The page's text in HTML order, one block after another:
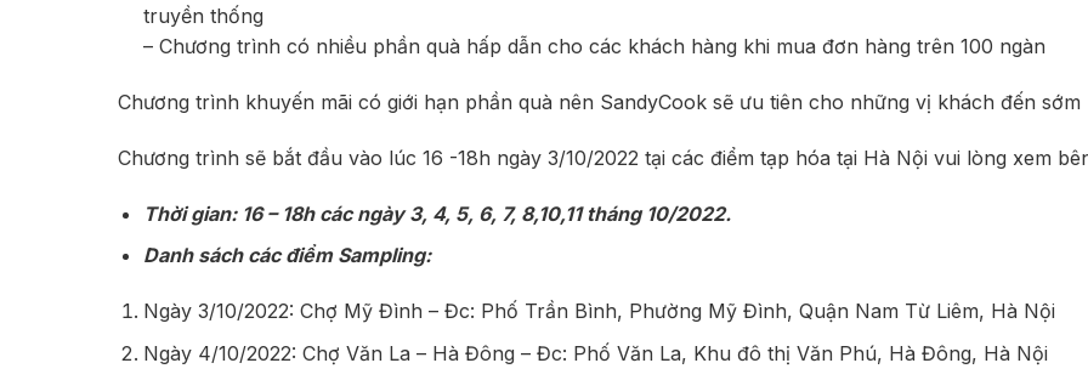
truyền thống
– Chương trình có nhiều phần quà hấp dẫn cho các khách hàng khi mua đơn hàng trên 100 ngàn
Chương trình khuyến mãi có giới hạn phần quà nên SandyCook sẽ ưu tiên cho những vị khách đến sớm
Chương trình sẽ bắt đầu vào lúc 16 -18h ngày 3/10/2022 tại các điểm tạp hóa tại Hà Nội vui lòng xem
Thời gian: 16 – 18h các ngày 3, 4, 5, 6, 7, 8,10,11 tháng 10/2022.
Danh sách các điểm Sampling:
Ngày 3/10/2022: Chợ Mỹ Đình – Đc: Phố Trần Bình, Phường Mỹ Đình, Quận Nam Từ Liêm, Hà Nội
Ngày 4/10/2022: Chợ Văn La – Hà Đông – Đc: Phố Văn La, Khu đô thị Văn Phú, Hà Đông, Hà Nội